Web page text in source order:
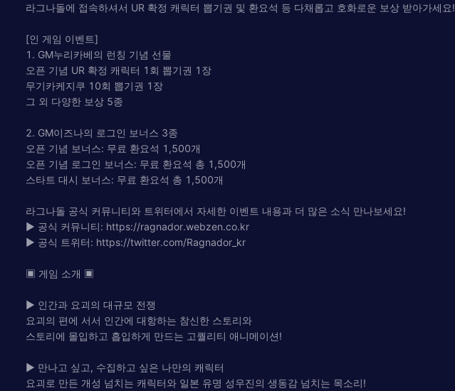
라그나돌에 접속하셔서 UR 확정 캐릭터 뽑기권 및 환요석 등 다채롭고 호화로운 보상 받아가세요!
[인 게임 이벤트]
1. GM누리카베의 런칭 기념 선물
오픈 기념 UR 확정 캐릭터 1회 뽑기권 1장
무기카케지쿠 10회 뽑기권 1장
그 외 다양한 보상 5종
2. GM이즈나의 로그인 보너스 3종
오픈 기념 보너스: 무료 환요석 1,500개
오픈 기념 로그인 보너스: 무료 환요석 총 1,500개
스타트 대시 보너스: 무료 환요석 총 1,500개
라그나돌 공식 커뮤니티와 트위터에서 자세한 이벤트 내용과 더 많은 소식 만나보세요!
▶ 공식 커뮤니티: https://ragnador.webzen.co.kr
▶ 공식 트위터: https://twitter.com/Ragnador_kr
▣ 게임 소개 ▣
▶ 인간과 요괴의 대규모 전쟁
요괴의 편에 서서 인간에 대항하는 참신한 스토리와
스토리에 몰입하고 흡입하게 만드는 고퀄리티 애니메이션!
▶ 만나고 싶고, 수집하고 싶은 나만의 캐릭터
요괴로 만든 개성 넘치는 캐릭터와 일본 유명 성우진의 생동감 넘치는 목소리!